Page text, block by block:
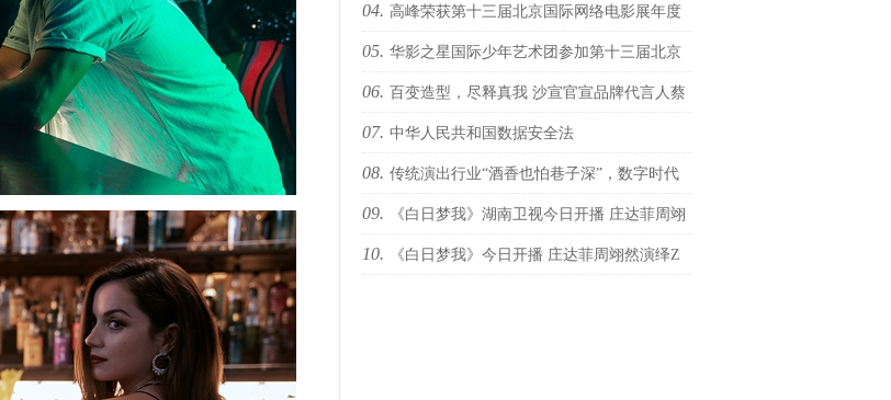
枪决战恶魔少年
04. 高峰荣获第十三届北京国际网络电影展年度
十佳导演
05. 华影之星国际少年艺术团参加第十三届北京
国际网络电影展，传承电影梦
06. 百变造型，尽释真我 沙宣官宣品牌代言人蔡
依林 共启「出格」之旅
07. 中华人民共和国数据安全法
08. 传统演出行业“酒香也怕巷子深”，数字时代
下何处才是下一个突破口？
09. 《白日梦我》湖南卫视今日开播 庄达菲周翊
然青春飞驰炽热逐梦
10. 《白日梦我》今日开播 庄达菲周翊然演绎Z